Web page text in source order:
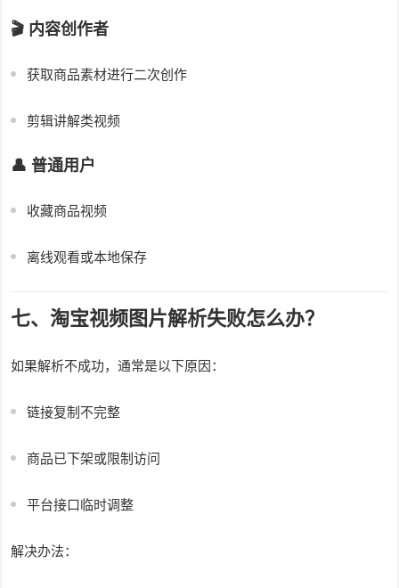
🎬 内容创作者
获取商品素材进行二次创作
剪辑讲解类视频
👤 普通用户
收藏商品视频
离线观看或本地保存
七、淘宝视频图片解析失败怎么办？
如果解析不成功，通常是以下原因：
链接复制不完整
商品已下架或限制访问
平台接口临时调整
解决办法：